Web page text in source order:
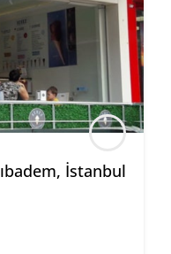
İstanbul